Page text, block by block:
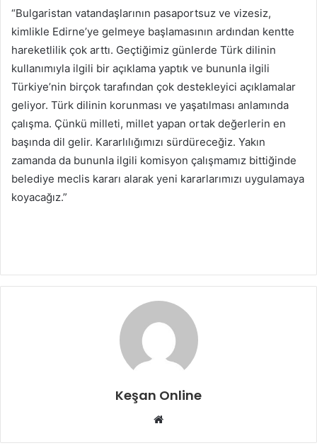
“Bulgaristan vatandaşlarının pasaportsuz ve vizesiz,
kimlikle Edirne’ye gelmeye başlamasının ardından kentte
hareketlilik çok arttı. Geçtiğimiz günlerde Türk dilinin
kullanımıyla ilgili bir açıklama yaptık ve bununla ilgili
Türkiye’nin birçok tarafından çok destekleyici açıklamalar
geliyor. Türk dilinin korunması ve yaşatılması anlamında
çalışma. Çünkü milleti, millet yapan ortak değerlerin en
başında dil gelir. Kararlılığımızı sürdüreceğiz. Yakın
zamanda da bununla ilgili komisyon çalışmamız bittiğinde
belediye meclis kararı alarak yeni kararlarımızı uygulamaya
koyacağız.”
Keşan Online
Web